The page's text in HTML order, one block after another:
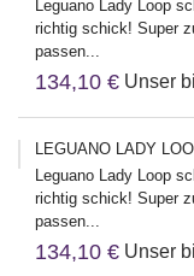
Leguano Lady Loop
richtig schick! Super
passen...
134,10 € Unser
LEGUANO LADY
Leguano Lady Loop
richtig schick! Super
passen...
134,10 € Unser